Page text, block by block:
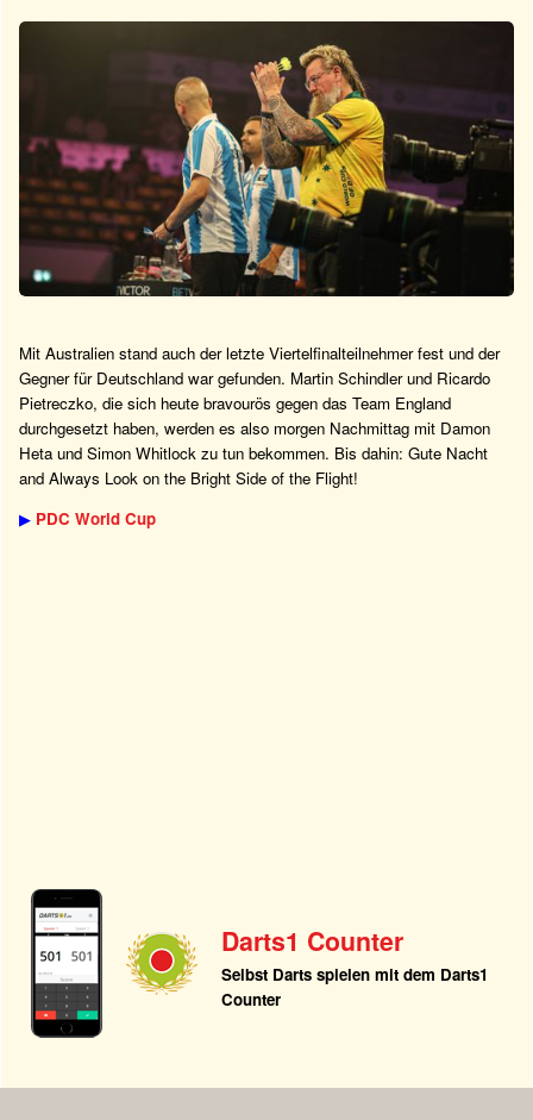
Mit Australien stand auch der letzte Viertelfinalteilnehmer fest und der
Gegner für Deutschland war gefunden. Martin Schindler und Ricardo
Pietreczko, die sich heute bravourös gegen das Team England
durchgesetzt haben, werden es also morgen Nachmittag mit Damon
Heta und Simon Whitlock zu tun bekommen. Bis dahin: Gute Nacht
and Always Look on the Bright Side of the Flight!
▶ PDC World Cup
Darts1 Counter
Selbst Darts spielen mit dem Darts1
Counter